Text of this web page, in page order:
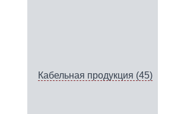
Кабельная продукция (45)